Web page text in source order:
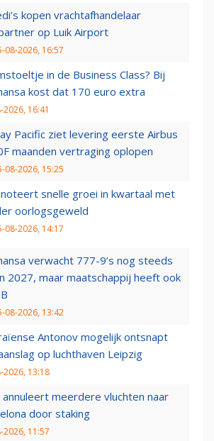
kopen vrachtafhandelaar
op Luik Airport
08-2026, 16:57
in de Business Class? Bij
kost dat 170 euro extra
2026, 16:41
Pacific ziet levering eerste Airbus
maanden vertraging oplopen
08-2026, 15:25
noteert snelle groei in kwartaal met
oorlogsgeweld
08-2026, 14:17
verwacht 777-9’s nog steeds
2027, maar maatschappij heeft ook
08-2026, 13:42
Antonov mogelijk ontsnapt
op luchthaven Leipzig
2026, 13:18
annuleert meerdere vluchten naar
door staking
2026, 11:57